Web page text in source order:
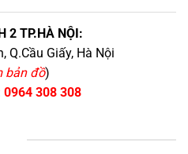
2 TP.HÀ NỘI:
Q.Cầu Giấy, Hà Nội
bản đồ)
0964 308 308